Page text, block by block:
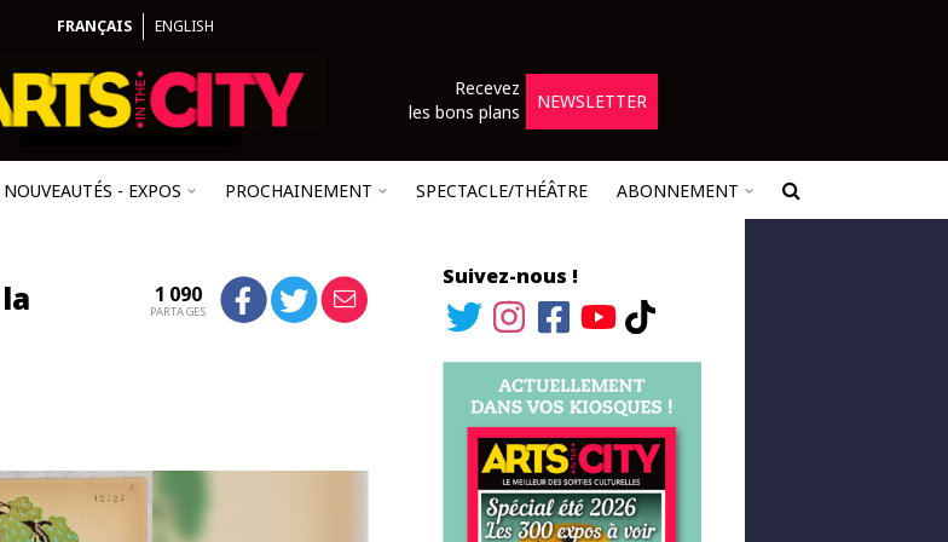
FRANÇAIS ENGLISH
Recevez
les bons plans
NEWSLETTER
NOUVEAUTÉS - EXPOS PROCHAINEMENT SPECTACLE/THÉÂTRE ABONNEMENT
1 090
PARTAGES
Suivez-nous !